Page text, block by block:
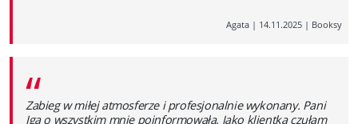
Agata | 14.11.2025 | Booksy
“
Zabieg w miłej atmosferze i profesjonalnie wykonany. Pani
Iga o wszystkim mnie poinformowała. Jako klientka czułam